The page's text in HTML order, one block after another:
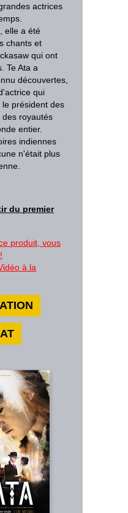
actrices
elle a été
chants et
qui ont
Te Ata a
découvertes,
qui
président des
des royautés
entier.
indiennes
n'était plus
du premier
produit, vous
à la